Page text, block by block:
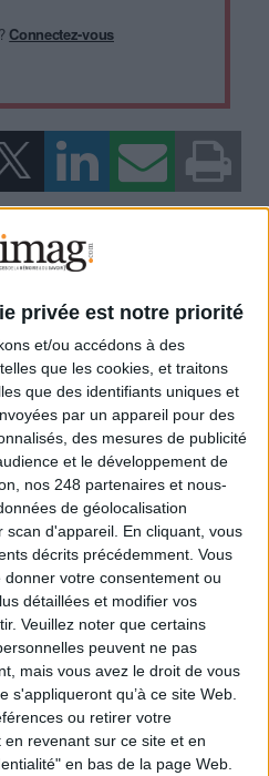
privée est notre priorité
et/ou accédons à des
que les cookies, et traitons
que des identifiants uniques et
par un appareil pour des
des mesures de publicité
et le développement de
nos 248 partenaires et nous-
de géolocalisation
scan d'appareil. En cliquant, vous
décrits précédemment. Vous
votre consentement ou
détaillées et modifier vos
Veuillez noter que certains
peuvent ne pas
mais vous avez le droit de vous
s'appliqueront qu’à ce site Web.
ou retirer votre
revenant sur ce site et en
en bas de la page Web.
Connectez-vous
vous pour publier un commentaire
reprend les fonds de commerce
et de Doxense
numérique des entreprises françaises